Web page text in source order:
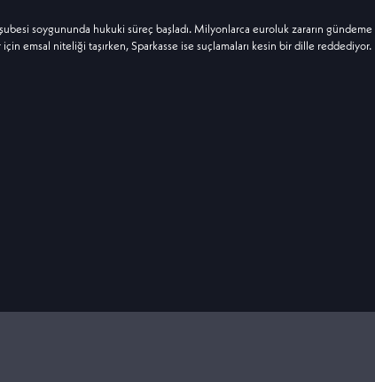
soygununda hukuki süreç başladı. Milyonlarca euroluk zararın
emsal niteliği taşırken, Sparkasse ise suçlamaları kesin bir dille reddediyor.